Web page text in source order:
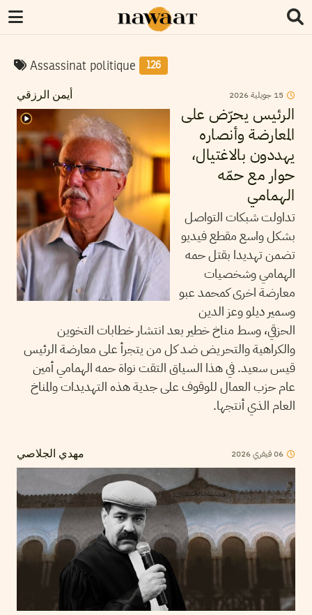
Assassinat politique 126
أيمن الرزقي 15 جويلية2026
الرئيس يحرّض على
المعارضة وأنصاره
يهددون بالاغتيال،
حوار مع حمّه
الهمامي
تداولت شبكات التواصل
بشكل واسع مقطع فيديو
تضمن تهديدا بقتل حمه
الهمامي وشخصيات
معارضة اخرى كمحمد عبو
وسمير ديلو وعز الدين
الحزقي، وسط مناخ خطير بعد انتشار خطابات التخوين
والكراهية والتحريض ضد كل من يتجرأ على معارضة الرئيس
قيس سعيد. في هذا السياق التقت نواة حمه الهمامي أمين
عام حزب العمال للوقوف على جدية هذه التهديدات والمناخ
العام الذي أنتجها.
مهدي الجلاصي 06فيفري2026